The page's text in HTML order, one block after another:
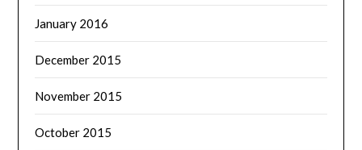
January 2016
December 2015
November 2015
October 2015